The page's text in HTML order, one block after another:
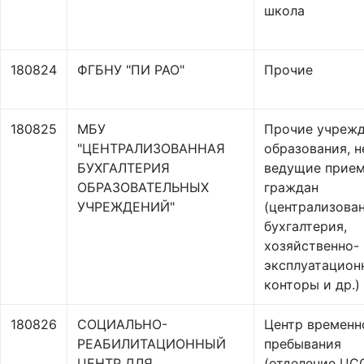
школа
180824 ФГБНУ "ПИ РАО" Прочие
180825
МБУ
"ЦЕНТРАЛИЗОВАННАЯ
БУХГАЛТЕРИЯ
ОБРАЗОВАТЕЛЬНЫХ
УЧРЕЖДЕНИЙ"
Прочие
образования,
ведущие
граждан
бухгалтерия,
хозяйственно-
конторы и др.)
180826
СОЦИАЛЬНО-
РЕАБИЛИТАЦИОННЫЙ
Центр
пребывания